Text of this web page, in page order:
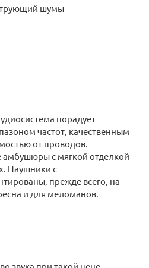
шумы
порадует
частот, качественным
от проводов.
с мягкой отделкой
Наушники с
прежде всего, на
и для меломанов.